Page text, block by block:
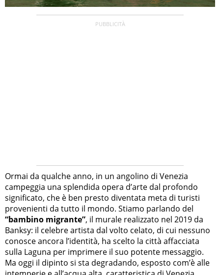
Ormai da qualche anno, in un angolino di Venezia
campeggia una splendida opera d’arte dal profondo
significato, che è ben presto diventata meta di turisti
provenienti da tutto il mondo. Stiamo parlando del
“bambino migrante”, il murale realizzato nel 2019 da
Banksy: il celebre artista dal volto celato, di cui nessuno
conosce ancora l’identità, ha scelto la città affacciata
sulla Laguna per imprimere il suo potente messaggio.
Ma oggi il dipinto si sta degradando, esposto com’è alle